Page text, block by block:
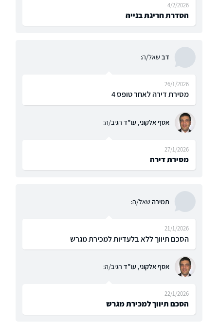
הסדרת חריגת בנייה
4/2/2026
דבשאל/ה:
מסירת דירה לאחר טופס 4
26/1/2026
אסף אלקוני, עו"ד הגיב/ה:
מסירת דירה
27/1/2026
תמירהשאל/ה:
הסכם תיווך ללא בלעדיות למכירת מגרש
21/1/2026
אסף אלקוני, עו"ד הגיב/ה:
הסכם תיווך למכירת מגרש
22/1/2026